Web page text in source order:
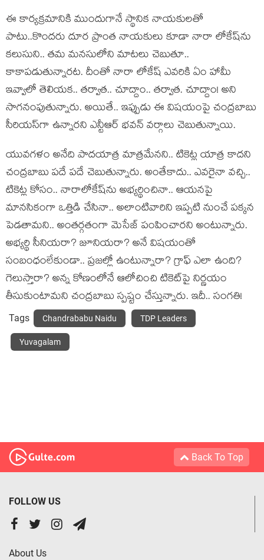
ఈ కార్య‌క్ర‌మానికి ముందుగానే స్థానిక నాయకుల‌తో
పాటు..కొంద‌రు దూర ప్రాంత నాయ‌కులు కూడా నారా లోకేష్‌ను
క‌లుసుని.. త‌మ మ‌న‌సులోని మాట‌లు చెబుతూ..
కాకాప‌డుతున్నార‌ట‌. దీంతో నారా లోకేష్ ఎవ‌రికి ఏం హామీ
ఇవ్వాలో తెలియ‌క‌.. త‌ర్వాత‌.. చూద్దాం.. త‌ర్వాత‌. చూద్దాం! అని
సాగ‌నంపుతున్నారు. అయితే.. ఇప్పుడు ఈ విష‌యంపై చంద్ర‌బాబు
సీరియ‌స్‌గా ఉన్నారని ఎన్టీఆర్ భ‌వ‌న్ వ‌ర్గాలు చెబుతున్నాయి.
యువ‌గ‌ళం అనేది పాద‌యాత్ర మాత్ర‌మేన‌ని.. టికెట్ల యాత్ర కాద‌ని
చంద్ర‌బాబు ప‌దే ప‌దే చెబుతున్నారు. అంతేకాదు.. ఎవ‌రైనా వ‌చ్చి..
టికెట్ల కోసం.. నారాలోకేష్‌ను అభ్య‌ర్థించినా.. ఆయ‌న‌పై
మాన‌సికంగా ఒత్తిడి చేసినా.. అలాంటివారిని ఇప్ప‌టి నుంచే ప‌క్క‌న
పెడ‌తామ‌ని.. అంత‌ర్గ‌తంగా మెసేజ్ పంపించార‌ని అంటున్నారు.
అభ్య‌ర్థి సీనియ‌రా? జూనియ‌రా? అనే విష‌యంతో
సంబంధంలేకుండా.. ప్ర‌జ‌ల్లో ఉంటున్నారా? గ్రాఫ్ ఎలా ఉంది?
గెలుస్తారా? అన్న కోణంలోనే ఆలోచించి టికెట్‌పై నిర్ణ‌యం
తీసుకుంటామ‌ని చంద్ర‌బాబు స్ప‌ష్టం చేస్తున్నారు. ఇదీ.. సంగ‌తి!
Tags Chandrababu Naidu TDP Leaders
Yuvagalam
Back To Top
FOLLOW US
About Us